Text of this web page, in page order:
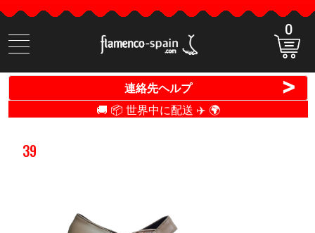
商
品
検
0
連絡先ヘルプ >
🚚 📦 世界中に配送 ✈️ 🌍
39